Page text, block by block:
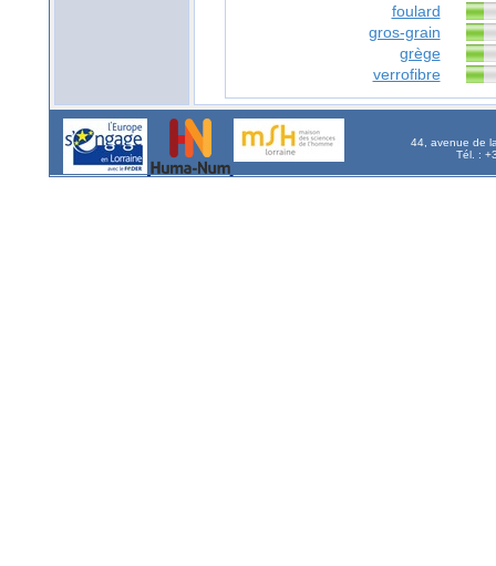
foulard
gros-grain
grège
verrofibre
44, avenue de
Tél. :